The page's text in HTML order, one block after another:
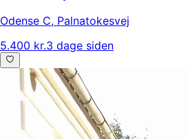
Odense C, Palnatokesvej
5.400 kr.3 dage siden